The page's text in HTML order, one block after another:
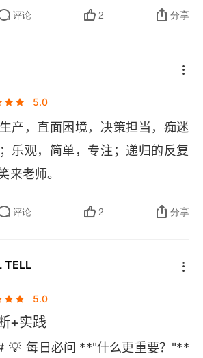
时，就会做出判断，算了，不做
进步中获得快乐和养分。如果固
瘠的土地，啥都长不出来，那进
肥沃的土壤，能长出主动性自驱
评论 2 分享
5.0
产，直面困境，决策担当，痴迷
乐观，简单，专注；递归的反复
来老师。
评论 2 分享
TELL
5.0
+实践
💡 每日必问 **"什么更重要？"**